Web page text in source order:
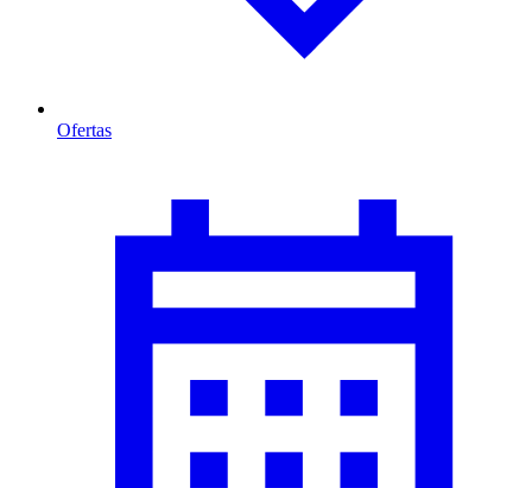
Ofertas